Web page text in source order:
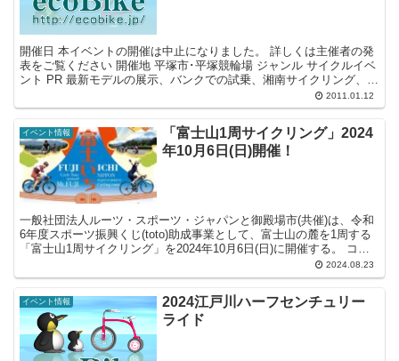
開催日 本イベントの開催は中止になりました。 詳しくは主催者の発
表をご覧ください 開催地 平塚市･平塚競輪場 ジャンル サイクルイベ
ント PR 最新モデルの展示、バンクでの試乗、湘南サイクリング、
2011.01.12
イベント情報
「富士山1周サイクリング」2024
年10月6日(日)開催！
一般社団法人ルーツ・スポーツ・ジャパンと御殿場市(共催)は、令和
6年度スポーツ振興くじ(toto)助成事業として、富士山の麓を1周する
「富士山1周サイクリング」を2024年10月6日(日)に開催する。 コー
2024.08.23
イベント情報
2024江戸川ハーフセンチュリー
ライド